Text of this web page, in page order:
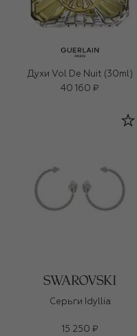
Духи Vol De Nuit (30ml)
40 160 ₽
Серьги Idyllia
15 250 ₽